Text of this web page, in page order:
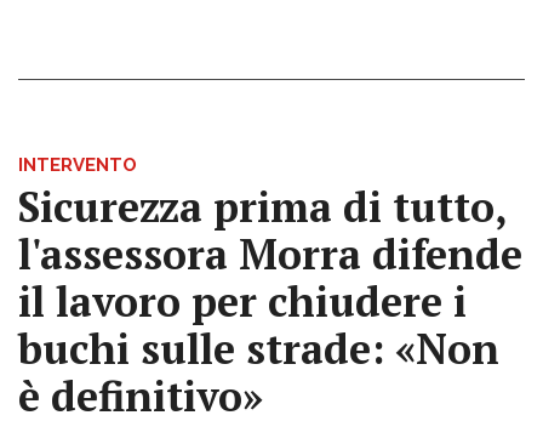
INTERVENTO
Sicurezza prima di tutto,
l'assessora Morra difende
il lavoro per chiudere i
buchi sulle strade: «Non
è definitivo»